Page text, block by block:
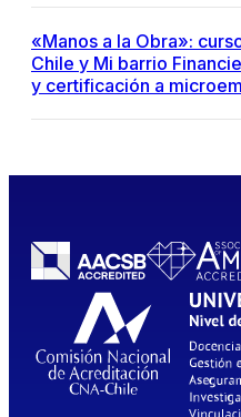
«Manos a la Obra»:
Chile y Mi barrio
y certificación a